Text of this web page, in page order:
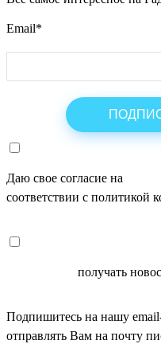
Email*
Даю свое согласие на
соответствии с политикой
получать
Подпишитесь на нашу
отправлять Вам на почту